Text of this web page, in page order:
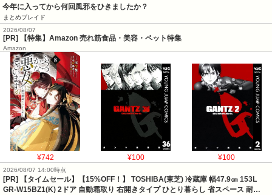
今年に入ってから何回風邪をひきましたか？
まとめブレイド
2026/08/07
[PR] 【特集】Amazon 売れ筋食品・美容・ペット特集
Amazon
¥742 ¥100 ¥100
2026/08/07 14:00時点
[PR] 【タイムセール】【15%OFF！】 TOSHIBA(東芝) 冷蔵庫 幅47.9㎝ 153L
GR-W15BZ1(K) 2ドア 自動霜取り 右開きタイプ ひとり暮らし 省スペース 耐…